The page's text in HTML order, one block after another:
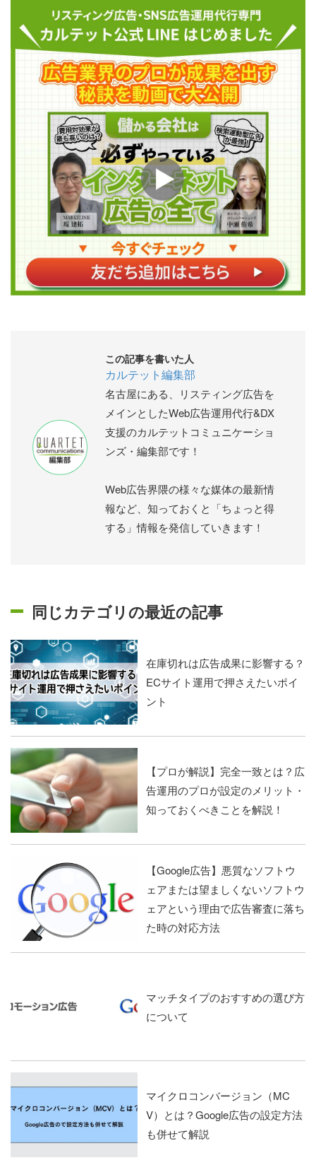
この記事を書いた人
カルテット編集部
名古屋にある、リスティング広告を
メインとしたWeb広告運用代行&DX
支援のカルテットコミュニケーショ
ンズ・編集部です！
Web広告界隈の様々な媒体の最新情
報など、知っておくと「ちょっと得
する」情報を発信していきます！
同じカテゴリの最近の記事
在庫切れは広告成果に影響する？
ECサイト運用で押さえたいポイ
ント
【プロが解説】完全一致とは？広
告運用のプロが設定のメリット・
知っておくべきことを解説！
【Google広告】悪質なソフトウ
ェアまたは望ましくないソフトウ
ェアという理由で広告審査に落ち
た時の対応方法
マッチタイプのおすすめの選び方
について
マイクロコンバージョン（MC
V）とは？Google広告の設定方法
も併せて解説